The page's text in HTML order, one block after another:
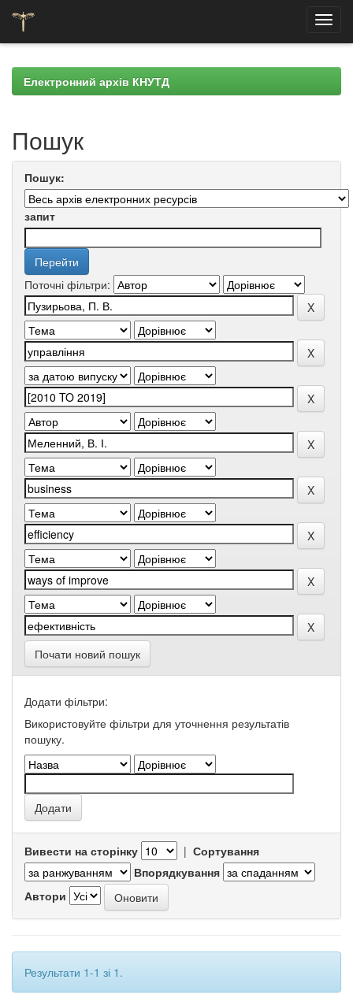
navigationЕлектронний архів КНУТД
Пошук
Пошук:
запит
Поточні фільтри:
Почати новий пошук
Додати фільтри:
Використовуйте фільтри для уточнення результатів
пошуку.
Вивести на сторінку | Сортування
Впорядкування
Автори
Результати 1-1 зі 1.